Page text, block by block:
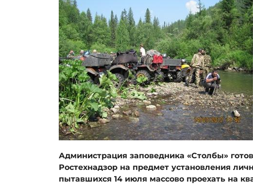
Администрация заповедника «Столбы»
Ростехнадзор на предмет установления
пытавшихся 14 июля массово проехать на